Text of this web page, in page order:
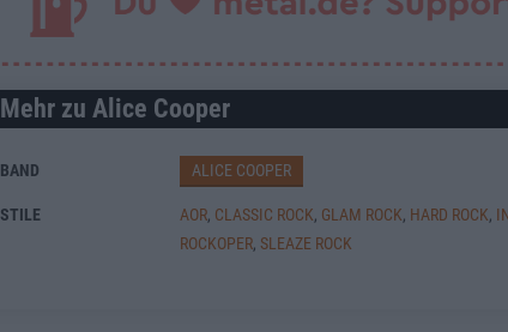
Mehr zu Alice Cooper
BAND ALICE COOPER
STILE AOR, CLASSIC ROCK, GLAM ROCK, HARD ROCK,
ROCKOPER, SLEAZE ROCK